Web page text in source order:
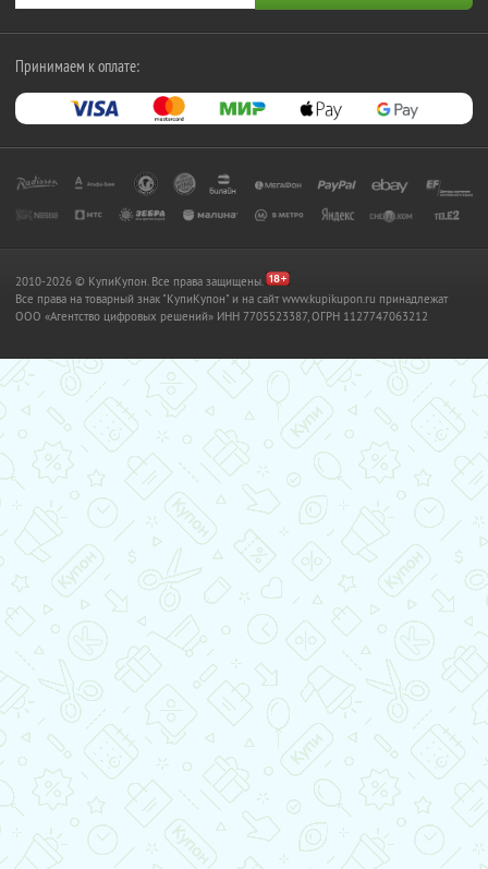
Принимаем к оплате:
2010-2026 © КупиКупон. Все права защищены.
Все права на товарный знак "КупиКупон" и на сайт www.kupikupon.ru принадлежат
OOO «Агентство цифровых решений» ИНН 7705523387, ОГРН 1127747063212